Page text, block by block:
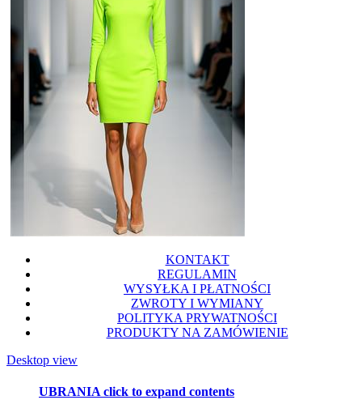
KONTAKT
REGULAMIN
WYSYŁKA I PŁATNOŚCI
ZWROTY I WYMIANY
POLITYKA PRYWATNOŚCI
PRODUKTY NA ZAMÓWIENIE
Desktop view
UBRANIAclick to expand contents